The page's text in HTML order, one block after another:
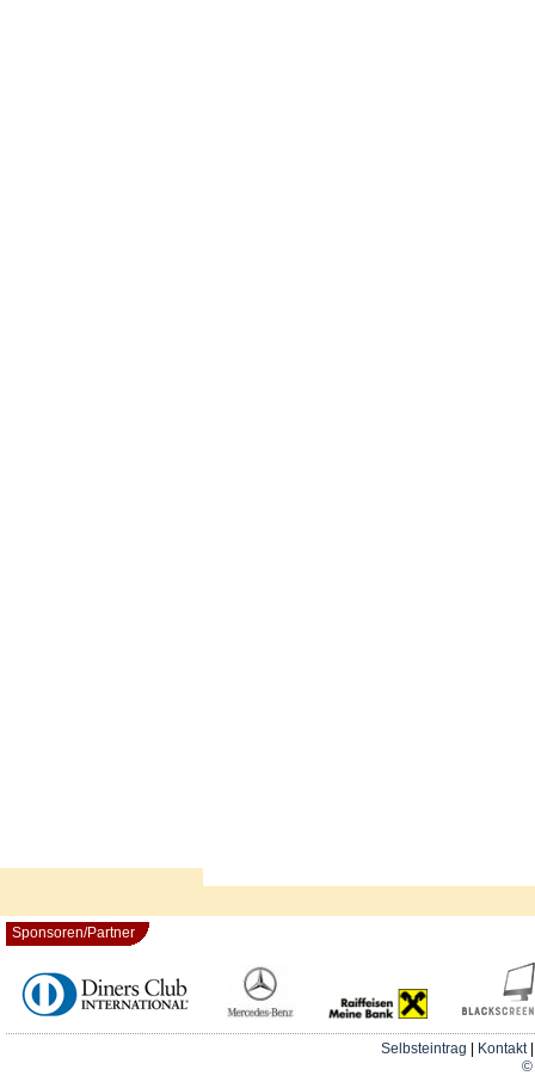
Sponsoren/Partner
Selbsteintrag Kontakt
©